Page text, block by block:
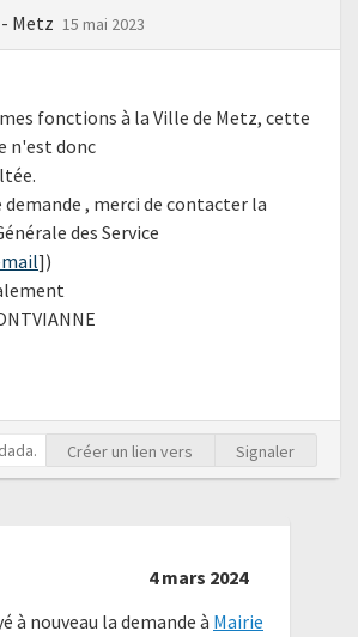
Metz 15 mai 2023
fonctions à la Ville de Metz, cette
n'est donc
, merci de contacter la
des Service
])
Créer un lien vers Signaler
4 mars 2024
à nouveau la demande à Mairie